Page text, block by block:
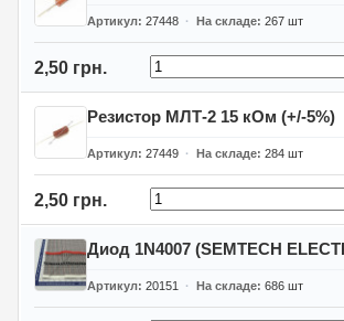
Артикул 27448 На складе 267 шт
2,50 грн.
Резистор МЛТ-2 15 кОм (+/-5%)
Артикул 27449 На складе 284 шт
2,50 грн.
Диод 1N4007 (SEMTECH
Артикул 20151 На складе 686 шт